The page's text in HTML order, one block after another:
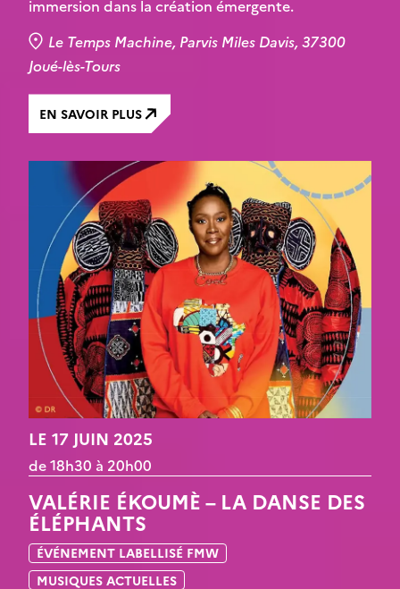
immersion dans la création émergente.
Le Temps Machine, Parvis Miles Davis, 37300
Joué-lès-Tours
EN SAVOIR PLUS
LE 17 JUIN 2025
de 18h30 à 20h00
VALÉRIE ÉKOUMÈ – LA DANSE DES
ÉLÉPHANTS
ÉVÉNEMENT LABELLISÉ FMW
MUSIQUES ACTUELLES